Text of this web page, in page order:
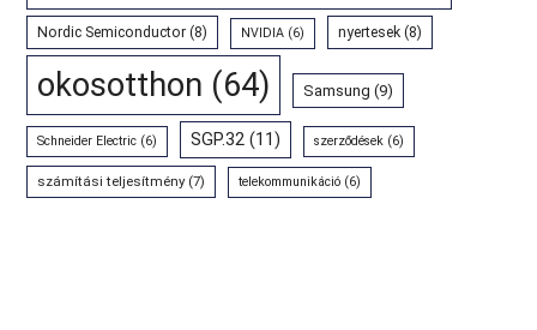
Nordic Semiconductor (8) NVIDIA (6) nyertesek (8)
okosotthon (64) Samsung (9)
Schneider Electric (6) SGP.32 (11) szerződések (6)
számítási teljesítmény(7) telekommunikáció (6)